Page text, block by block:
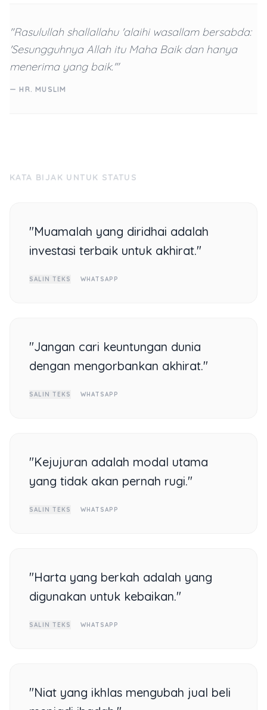
"Rasulullah shallallahu 'alaihi wasallam bersabda:
'Sesungguhnya Allah itu Maha Baik dan hanya
menerima yang baik.'"
— HR. MUSLIM
KATA BIJAK UNTUK STATUS
"Muamalah yang diridhai adalah
investasi terbaik untuk akhirat."
SALIN TEKS WHATSAPP
"Jangan cari keuntungan dunia
dengan mengorbankan akhirat."
SALIN TEKS WHATSAPP
"Kejujuran adalah modal utama
yang tidak akan pernah rugi."
SALIN TEKS WHATSAPP
"Harta yang berkah adalah yang
digunakan untuk kebaikan."
SALIN TEKS WHATSAPP
"Niat yang ikhlas mengubah jual beli